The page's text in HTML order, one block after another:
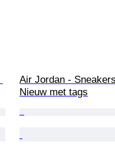
Air Jordan -
Nieuw met tags